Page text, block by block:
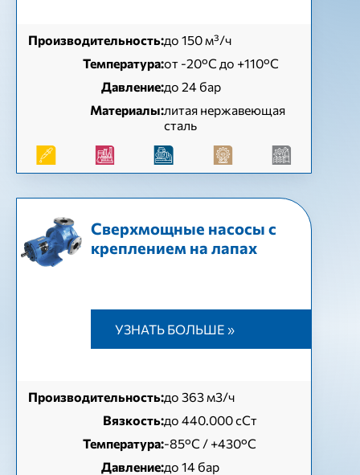
Производительность:до 150 м³/ч
Температура:от -20°C до +110°C
Давление:до 24 бар
Материалы:литая нержавеющая
сталь
Cверхмощные насосы с
креплением на лапах
УЗНАТЬ БОЛЬШЕ »
Производительность:до 363 м3/ч
Вязкость:до 440.000 сСт
Температура:-85°C / +430°C
Давление:до 14 бар